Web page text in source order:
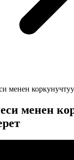
менен
менен